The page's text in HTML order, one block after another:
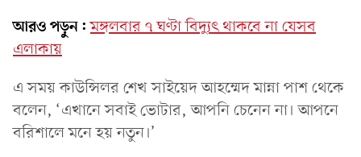
আরও পড়ুন: মঙ্গলবার ৭ ঘণ্টা বিদ্যুৎ থাকবে না যেসব
এলাকায়
এ সময় কাউন্সিলর শেখ সাই‌য়েদ আহ‌ম্মেদ মান্না পাশ থে‌কে
ব‌লেন, ‘এখা‌নে সবাই ভোটার, আপ‌নি চে‌নেন না। আপ‌নে
ব‌রিশা‌লে ম‌নে হয় নতুন।’